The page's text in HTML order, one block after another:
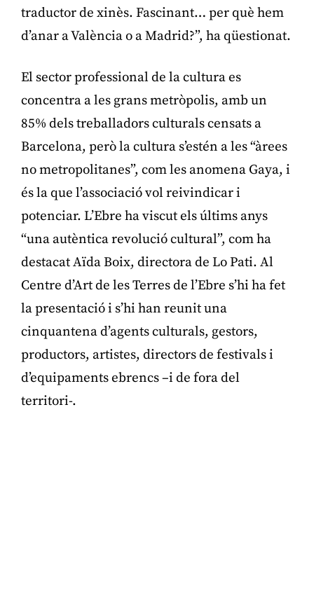
traductor de xinès. Fascinant… per què hem
d’anar a València o a Madrid?”, ha qüestionat.
El sector professional de la cultura es
concentra a les grans metròpolis, amb un
85% dels treballadors culturals censats a
Barcelona, però la cultura s’estén a les “àrees
no metropolitanes”, com les anomena Gaya, i
és la que l’associació vol reivindicar i
potenciar. L’Ebre ha viscut els últims anys
“una autèntica revolució cultural”, com ha
destacat Aïda Boix, directora de Lo Pati. Al
Centre d’Art de les Terres de l’Ebre s’hi ha fet
la presentació i s’hi han reunit una
cinquantena d’agents culturals, gestors,
productors, artistes, directors de festivals i
d’equipaments ebrencs –i de fora del
territori-.